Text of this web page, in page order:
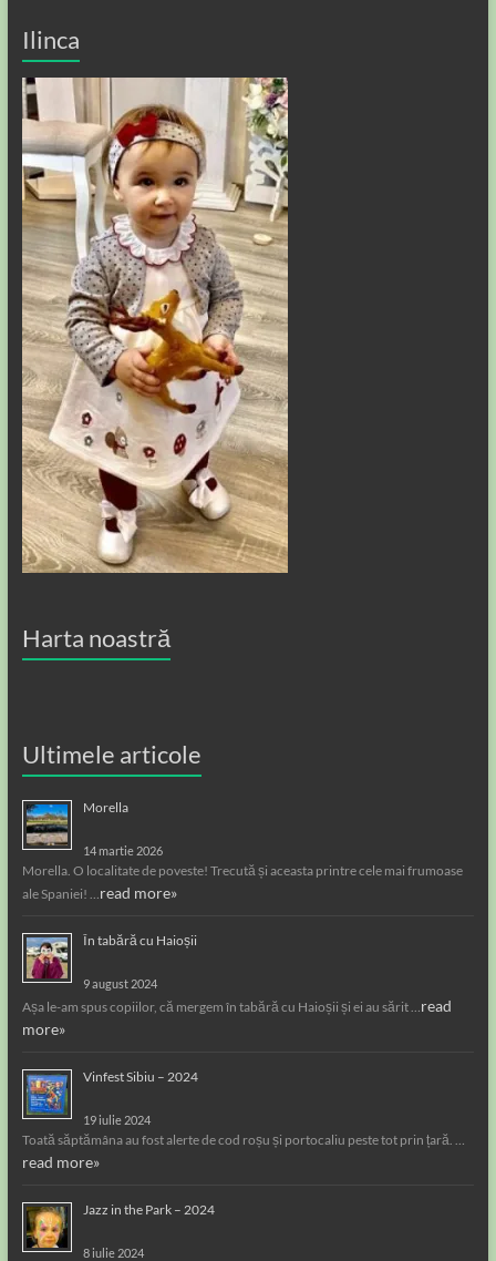
Ilinca
Harta noastră
Ultimele articole
Morella
14 martie 2026
Morella. O localitate de poveste! Trecută și aceasta printre cele mai frumoase
ale Spaniei! … read more»
În tabără cu Haioșii
9 august 2024
Așa le-am spus copiilor, că mergem în tabără cu Haioșii și ei au sărit … read
more»
Vinfest Sibiu – 2024
19 iulie 2024
Toată săptămâna au fost alerte de cod roșu și portocaliu peste tot prin țară. …
read more»
Jazz in the Park – 2024
8 iulie 2024